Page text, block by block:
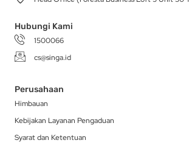
Hubungi Kami
1500066
cs@singa.id
Perusahaan
Himbauan
Kebijakan Layanan Pengaduan
Syarat dan Ketentuan